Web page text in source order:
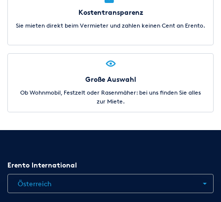
Kostentransparenz
Sie mieten direkt beim Vermieter und zahlen keinen Cent an Erento.
Große Auswahl
Ob Wohnmobil, Festzelt oder Rasenmäher: bei uns finden Sie alles
zur Miete.
Erento International
Österreich